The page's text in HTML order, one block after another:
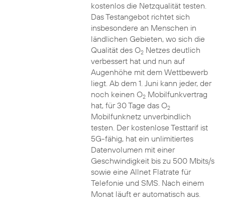
kostenlos die Netzqualität testen.
Das Testangebot richtet sich
insbesondere an Menschen in
ländlichen Gebieten, wo sich die
Qualität des O2Netzes deutlich
verbessert hat und nun auf
Augenhöhe mit dem Wettbewerb
liegt. Ab dem 1. Juni kann jeder, der
noch keinen O2Mobilfunkvertrag
hat, für 30 Tage das O2
Mobilfunknetz unverbindlich
testen. Der kostenlose Testtarif ist
5G-fähig, hat ein unlimitiertes
Datenvolumen mit einer
Geschwindigkeit bis zu 500 Mbits/s
sowie eine Allnet Flatrate für
Telefonie und SMS. Nach einem
Monat läuft er automatisch aus.